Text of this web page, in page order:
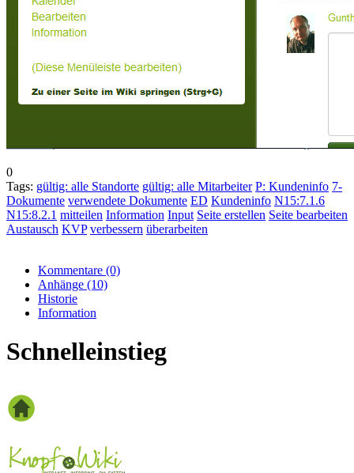
0
Tags: gültig: alle Standorte gültig: alle Mitarbeiter P: Kundeninfo 7-
Dokumente verwendete Dokumente ED Kundeninfo N15:7.1.6
N15:8.2.1 mitteilen Information Input Seite erstellen Seite bearbeiten
Austausch KVP verbessern überarbeiten
Kommentare (0)
Anhänge (10)
Historie
Information
Schnelleinstieg